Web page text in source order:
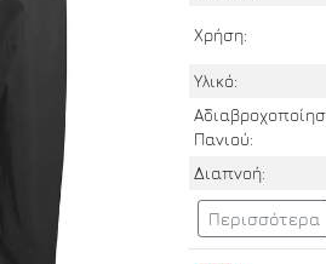
Χρήση:
Υλικό:
Πανιού:
Διαπνοή:
Περισσότερα